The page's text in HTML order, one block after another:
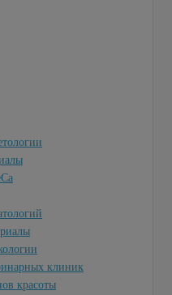
клиник
красоты